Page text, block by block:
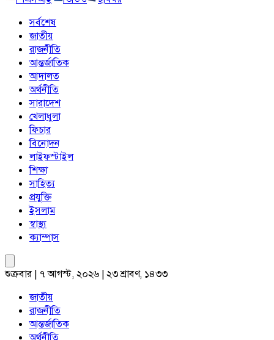
সর্বশেষ
জাতীয়
রাজনীতি
আন্তর্জাতিক
আদালত
অর্থনীতি
সারাদেশ
খেলাধুলা
ফিচার
বিনোদন
লাইফস্টাইল
শিক্ষা
সাহিত্য
প্রযুক্তি
ইসলাম
স্বাস্থ্য
ক্যাম্পাস
শুক্রবার | ৭ আগস্ট, ২০২৬ | ২৩ শ্রাবণ, ১৪৩৩
জাতীয়
রাজনীতি
আন্তর্জাতিক
অর্থনীতি